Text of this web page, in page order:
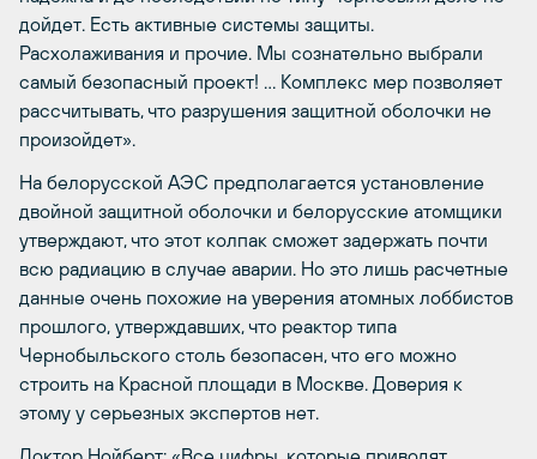
дойдет. Есть активные системы защиты.
Расхолаживания и прочие. Мы сознательно выбрали
самый безопасный проект! … Комплекс мер позволяет
рассчитывать, что разрушения защитной оболочки не
произойдет».
На белорусской АЭС предполагается установление
двойной защитной оболочки и белорусские атомщики
утверждают, что этот колпак сможет задержать почти
всю радиацию в случае аварии. Но это лишь расчетные
данные очень похожие на уверения атомных лоббистов
прошлого, утверждавших, что реактор типа
Чернобыльского столь безопасен, что его можно
строить на Красной площади в Москве. Доверия к
этому у серьезных экспертов нет.